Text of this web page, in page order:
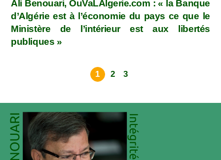
Ali Benouari, OuVaLAlgerie.com : « la Banque
d’Algérie est à l’économie du pays ce que le
Ministère de l’intérieur est aux libertés
publiques »
1 2 3